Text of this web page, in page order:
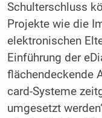
Schulterschluss
Projekte wie die
elektronischen
Einführung der
flächendeckende
card-Systeme
umgesetzt